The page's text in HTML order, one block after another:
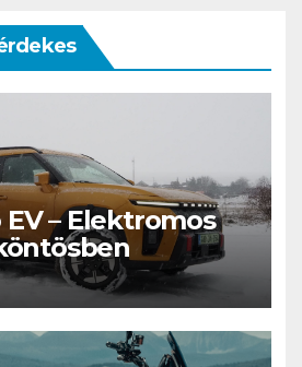
EV – Elektromos